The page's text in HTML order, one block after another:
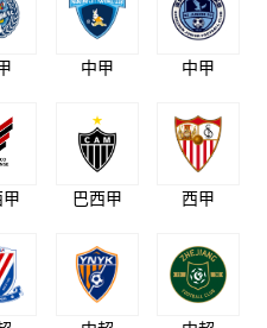
中甲 中甲
甲 巴西甲 西甲